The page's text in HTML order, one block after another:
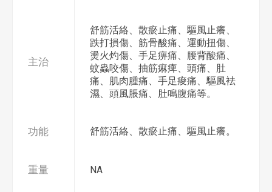
主治
舒筋活絡、散瘀止痛、驅風止癢、
跌打損傷、筋骨酸痛、運動扭傷、
燙火灼傷、手足痹痛、腰背酸痛、
蚊蟲咬傷、抽筋痳痺、頭痛、肚
痛、肌肉腫痛、手足痠痛、驅風袪
濕、頭風脹痛、肚鳴腹痛等。
功能 舒筋活絡、散瘀止痛、驅風止癢。
重量 NA